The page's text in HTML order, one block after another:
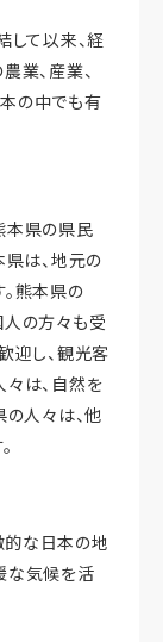
て以来、経
業、産業、
の中でも有
本県の県民
県は、地元の
熊本県の
人の方々も受
迎し、観光客
々は、自然を
の人々は、他
な日本の地
な気候を活